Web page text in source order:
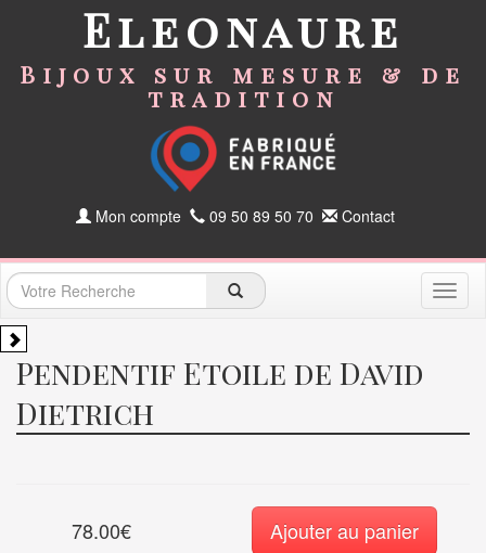
Eleonaure
Bijoux sur mesure & de
tradition
Mon compte 09 50 89 50 70 Contact
Pendentif Etoile de David
Dietrich
78.00€ Ajouter au panier